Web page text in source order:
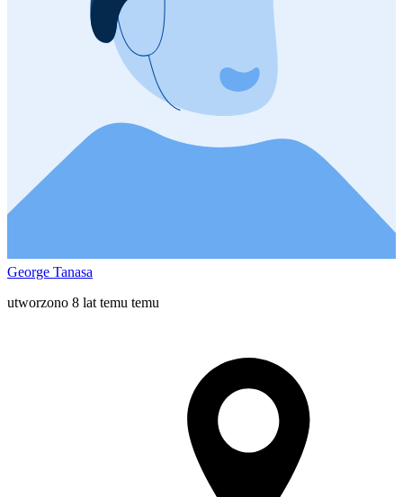
George Tanasa
utworzono 8 lat temu temu